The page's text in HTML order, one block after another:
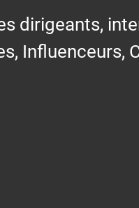
dirigeants,
Influenceurs,